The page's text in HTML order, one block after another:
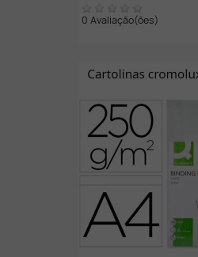
0 Avaliação(ões)